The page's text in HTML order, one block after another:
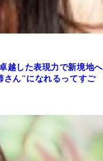
越した表現力で新境地へ
さん"になれるってすご